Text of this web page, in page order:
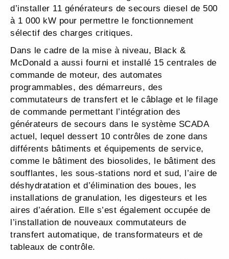
d’installer 11 générateurs de secours diesel de 500
à 1 000 kW pour permettre le fonctionnement
sélectif des charges critiques.
Dans le cadre de la mise à niveau, Black &
McDonald a aussi fourni et installé 15 centrales de
commande de moteur, des automates
programmables, des démarreurs, des
commutateurs de transfert et le câblage et le filage
de commande permettant l’intégration des
générateurs de secours dans le système SCADA
actuel, lequel dessert 10 contrôles de zone dans
différents bâtiments et équipements de service,
comme le bâtiment des biosolides, le bâtiment des
soufflantes, les sous-stations nord et sud, l’aire de
déshydratation et d’élimination des boues, les
installations de granulation, les digesteurs et les
aires d’aération. Elle s’est également occupée de
l’installation de nouveaux commutateurs de
transfert automatique, de transformateurs et de
tableaux de contrôle.